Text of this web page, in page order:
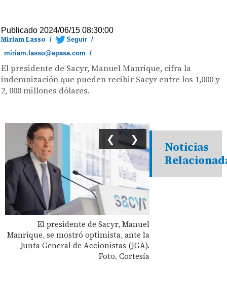
Publicado 2024/06/15 08:30:00
Miriam Lasso / Seguir /
miriam.lasso@epasa.com /
El presidente de Sacyr, Manuel Manrique, cifra la
indemnización que pueden recibir Sacyr entre los 1,000 y
2, 000 millones dólares.
El presidente de Sacyr, Manuel
Manrique, se mostró optimista, ante la
Junta General de Accionistas (JGA).
Foto. Cortesía
❮ ❯
Noticias